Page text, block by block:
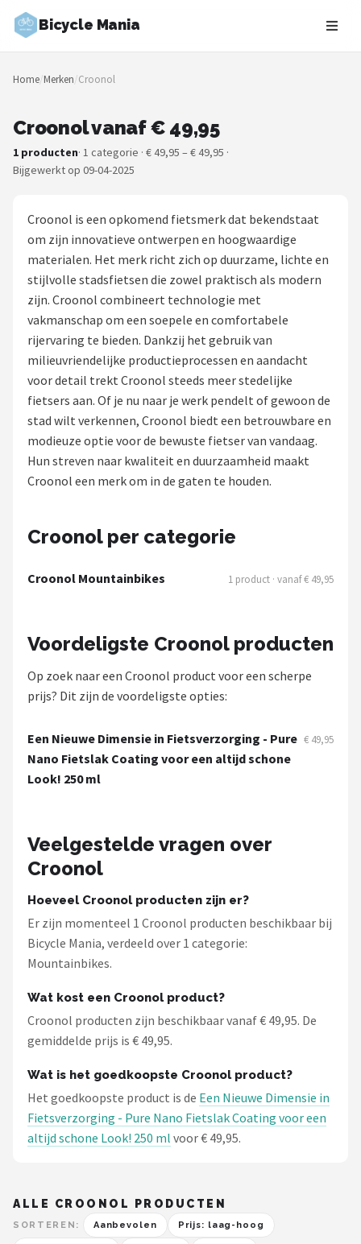
Bicycle Mania
Zoeken
NAVIGATIE
Merken
Fietsroutes
Kinderfietsen
Stadsfietsen
Elektrische fietsen
Shop
POPULAIRE MERKEN
Basil
Volare
New Looxs
BBB Cycling
Voltano
Cortina
Home/Merken/Croonol
Croonol vanaf € 49,95
1 producten· 1 categorie · € 49,95 – € 49,95 ·
Bijgewerkt op 09-04-2025
Croonol is een opkomend fietsmerk dat bekendstaat
om zijn innovatieve ontwerpen en hoogwaardige
materialen. Het merk richt zich op duurzame, lichte en
stijlvolle stadsfietsen die zowel praktisch als modern
zijn. Croonol combineert technologie met
vakmanschap om een soepele en comfortabele
rijervaring te bieden. Dankzij het gebruik van
milieuvriendelijke productieprocessen en aandacht
voor detail trekt Croonol steeds meer stedelijke
fietsers aan. Of je nu naar je werk pendelt of gewoon de
stad wilt verkennen, Croonol biedt een betrouwbare en
modieuze optie voor de bewuste fietser van vandaag.
Hun streven naar kwaliteit en duurzaamheid maakt
Croonol een merk om in de gaten te houden.
Croonol per categorie
Croonol Mountainbikes 1 product · vanaf € 49,95
Voordeligste Croonol producten
Op zoek naar een Croonol product voor een scherpe
prijs? Dit zijn de voordeligste opties:
Een Nieuwe Dimensie in Fietsverzorging - Pure
Nano Fietslak Coating voor een altijd schone
Look! 250 ml
€ 49,95
Veelgestelde vragen over
Croonol
Hoeveel Croonol producten zijn er?
Er zijn momenteel 1 Croonol producten beschikbaar bij
Bicycle Mania, verdeeld over 1 categorie:
Mountainbikes.
Wat kost een Croonol product?
Croonol producten zijn beschikbaar vanaf € 49,95. De
gemiddelde prijs is € 49,95.
Wat is het goedkoopste Croonol product?
Het goedkoopste product is de Een Nieuwe Dimensie in
Fietsverzorging - Pure Nano Fietslak Coating voor een
altijd schone Look! 250 ml voor € 49,95.
ALLE CROONOL PRODUCTEN
SORTEREN: Aanbevolen Prijs: laag-hoog